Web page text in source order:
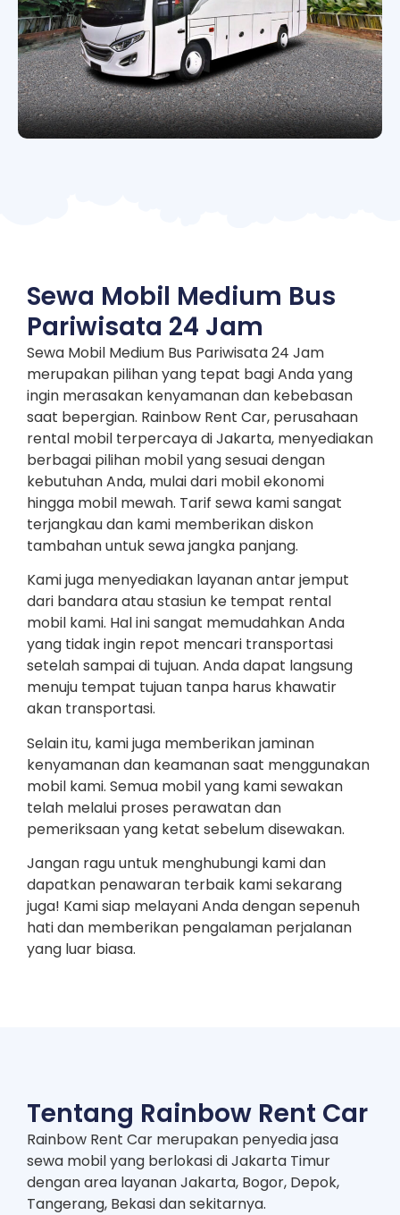
Sewa Mobil Medium Bus
Pariwisata 24 Jam
Sewa Mobil Medium Bus Pariwisata 24 Jam
merupakan pilihan yang tepat bagi Anda yang
ingin merasakan kenyamanan dan kebebasan
saat bepergian. Rainbow Rent Car, perusahaan
rental mobil terpercaya di Jakarta, menyediakan
berbagai pilihan mobil yang sesuai dengan
kebutuhan Anda, mulai dari mobil ekonomi
hingga mobil mewah. Tarif sewa kami sangat
terjangkau dan kami memberikan diskon
tambahan untuk sewa jangka panjang.
Kami juga menyediakan layanan antar jemput
dari bandara atau stasiun ke tempat rental
mobil kami. Hal ini sangat memudahkan Anda
yang tidak ingin repot mencari transportasi
setelah sampai di tujuan. Anda dapat langsung
menuju tempat tujuan tanpa harus khawatir
akan transportasi.
Selain itu, kami juga memberikan jaminan
kenyamanan dan keamanan saat menggunakan
mobil kami. Semua mobil yang kami sewakan
telah melalui proses perawatan dan
pemeriksaan yang ketat sebelum disewakan.
Jangan ragu untuk menghubungi kami dan
dapatkan penawaran terbaik kami sekarang
juga! Kami siap melayani Anda dengan sepenuh
hati dan memberikan pengalaman perjalanan
yang luar biasa.
Tentang Rainbow Rent Car
Rainbow Rent Car merupakan penyedia jasa
sewa mobil yang berlokasi di Jakarta Timur
dengan area layanan Jakarta, Bogor, Depok,
Tangerang, Bekasi dan sekitarnya.